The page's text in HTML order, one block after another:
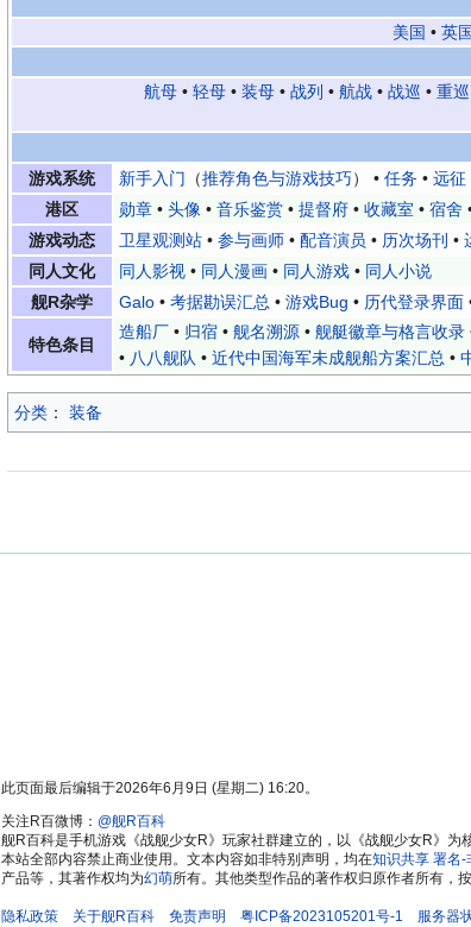
美国 • 英国
航母 • 轻母 • 装母 • 战列 • 航战 • 战巡 • 重巡
游戏系统
新手入门 （推荐角色与游戏技巧） • 任务 • 远征
港区
勋章• 头像 • 音乐鉴赏• 提督府• 收藏室 • 宿舍
游戏动态
卫星观测站• 参与画师• 配音演员 • 历次场刊 •
同人文化
同人影视• 同人漫画• 同人游戏• 同人小说
舰R杂学
Galo• 考据勘误汇总 • 游戏Bug • 历代登录界面
特色条目
造船厂• 归宿• 舰名溯源• 舰艇徽章与格言收录
• 八八舰队 • 近代中国海军未成舰船方案汇总 •
分类 ：​ 装备
此页面最后编辑于2026年6月9日 (星期二) 16:20。
关注R百微博： @舰R百科
舰R百科是手机游戏《战舰少女R》玩家社群建立的，以《战舰少女R》为
本站全部内容禁止商业使用。文本内容如非特别声明，均在知识共享 署名-
产品等，其著作权均为幻萌所有。其他类型作品的著作权归原作者所有，
隐私政策 关于舰R百科 免责声明 粤ICP备2023105201号-1 服务器